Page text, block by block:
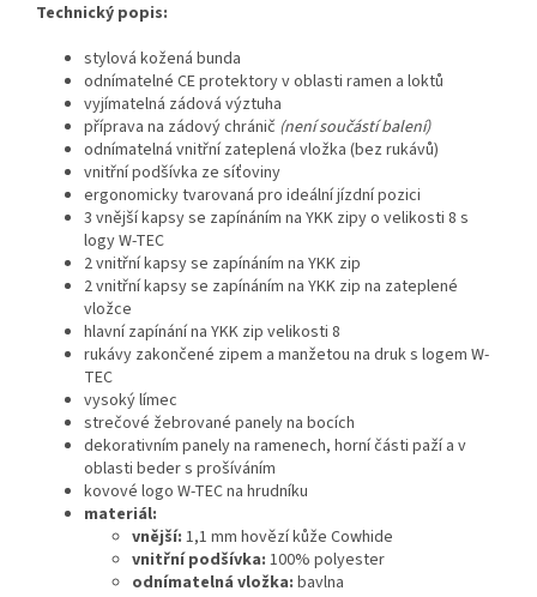
Technický popis:
stylová kožená bunda
odnímatelné CE protektory v oblasti ramen a loktů
vyjímatelná zádová výztuha
příprava na zádový chránič (není součástí balení)
odnímatelná vnitřní zateplená vložka (bez rukávů)
vnitřní podšívka ze síťoviny
ergonomicky tvarovaná pro ideální jízdní pozici
3 vnější kapsy se zapínáním na YKK zipy o velikosti 8 s
logy W-TEC
2 vnitřní kapsy se zapínáním na YKK zip
2 vnitřní kapsy se zapínáním na YKK zip na zateplené
vložce
hlavní zapínání na YKK zip velikosti 8
rukávy zakončené zipem a manžetou na druk s logem W-
TEC
vysoký límec
strečové žebrované panely na bocích
dekorativním panely na ramenech, horní části paží a v
oblasti beder s prošíváním
kovové logo W-TEC na hrudníku
materiál:
vnější: 1,1 mm hovězí kůže Cowhide
vnitřní podšívka: 100% polyester
odnímatelná vložka: bavlna